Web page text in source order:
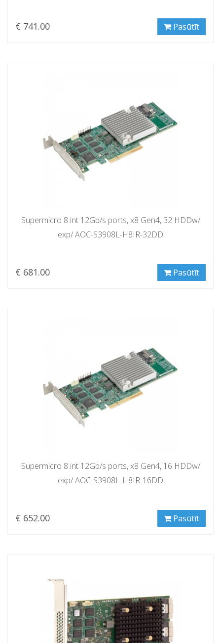
€ 741.00 Pasūtīt
Supermicro 8 int 12Gb/s ports, x8 Gen4, 32 HDDw/
exp/ AOC-S3908L-H8IR-32DD
€ 681.00 Pasūtīt
Supermicro 8 int 12Gb/s ports, x8 Gen4, 16 HDDw/
exp/ AOC-S3908L-H8IR-16DD
€ 652.00 Pasūtīt